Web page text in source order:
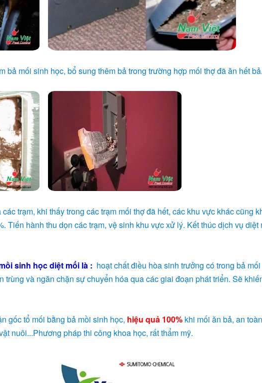
bả mối sinh học, bổ sung thêm bả trong trường hợp mối thợ đã ăn hết bả.
các trạm, khi thấy trong các trạm mối thợ đã hết, các khu vực khác cũng
Tiến hành thu dọn các trạm, vệ sinh khu vực xử lý. Kết thúc dịch vụ
sinh học diệt mối là : hoạt chất điều hòa sinh trưởng có trong bả
trùng và ngăn chặn sự chuyển hóa qua các giai đoạn phát triển. Sẽ
gốc tổ mối bằng bả mồi sinh học, hiệu quả 100% khi mối ăn bả, an
nuôi...Phương pháp thi công khoa học, rất thẩm mỹ.